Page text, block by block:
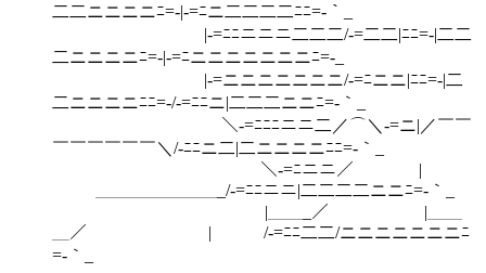
二二ニニニニﾆ=‐|‐=ﾆニ二二二二ﾆﾆ=‐｀_
|‐=ﾆﾆニニニ二二二/‐=二二|ﾆﾆ=‐|二二
二ニニニニﾆ=‐|‐=ﾆニニニニニニニﾆ=‐_
|‐=ニニニニニニニ/‐=ﾆニニ|ﾆﾆ=‐|二
二ニニニニﾆﾆ=‐/‐=ﾆﾆニ|二二二ニニﾆ=‐｀_
＼‐=ﾆﾆﾆニニ二／⌒＼‐=ニ|／￣￣
￣￣￣￣￣￣＼/‐ﾆﾆニ二|二ニニニニﾆﾆ=‐｀_
＼‐=ﾆニニ／ |￣￣
＿＿＿＿＿＿＿_/‐=ﾆﾆニニ|二二二二ニニﾆ=‐｀_
|＿＿_／ |＿＿
＿／ | /‐=ﾆﾆ二二/ニニニニニニニﾆ
=‐｀_